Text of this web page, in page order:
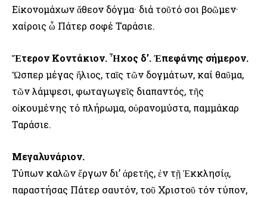
Εἰκονομάχων ἄθεον δόγμα· διά τοῦτό σοι βοῶμεν·
χαίροις ὦ Πάτερ σοφέ Ταράσιε.
Ἕτερον Κοντάκιον. Ἦχος δ’. Ἐπεφάνης σήμερον.
Ὤσπερ μέγας ἥλιος, ταῖς τῶν δογμάτων, καί θαῦμα,
τῶν λάμψεσι, φωταγωγεῖς διαπαντός, τῆς
οἰκουμένης τό πλήρωμα, οὐρανομύστα, παμμάκαρ
Ταράσιε.
Μεγαλυνάριον.
Τύπων καλῶν ἔργων δι’ ἀρετῆς, ἐν τῇ Ἐκκλησίᾳ,
παραστήσας Πάτερ σαυτόν, τοῦ Χριστοῦ τόν τύπον,